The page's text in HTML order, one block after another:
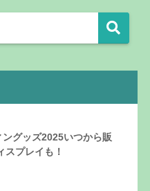
グッズ2025いつから販
スプレイも！